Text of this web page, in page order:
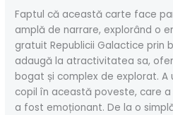
Faptul că această carte face
amplă de narrare, explorând o
gratuit Republicii Galactice prin
adaugă la atractivitatea sa,
bogat și complex de explorat. A
copil în această poveste, care
a fost emoționant. De la o